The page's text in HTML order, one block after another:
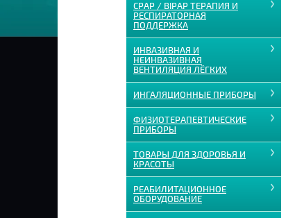
CPAP / BIPAP ТЕРАПИЯ И
РЕСПИРАТОРНАЯ
ПОДДЕРЖКА
ИНВАЗИВНАЯ И
НЕИНВАЗИВНАЯ
ВЕНТИЛЯЦИЯ ЛЁГКИХ
ИНГАЛЯЦИОННЫЕ ПРИБОРЫ
ФИЗИОТЕРАПЕВТИЧЕСКИЕ
ПРИБОРЫ
ТОВАРЫ ДЛЯ ЗДОРОВЬЯ И
КРАСОТЫ
РЕАБИЛИТАЦИОННОЕ
ОБОРУДОВАНИЕ